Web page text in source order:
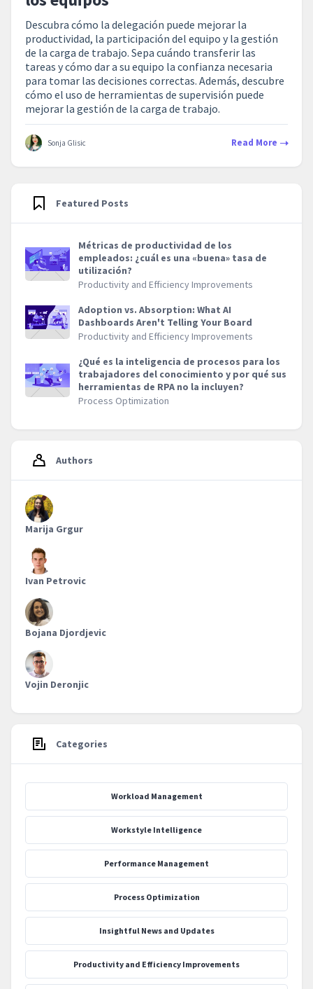
Descubra cómo la delegación puede mejorar la
productividad, la participación del equipo y la gestión
de la carga de trabajo. Sepa cuándo transferir las
tareas y cómo dar a su equipo la confianza necesaria
para tomar las decisiones correctas. Además, descubre
cómo el uso de herramientas de supervisión puede
mejorar la gestión de la carga de trabajo.
Sonja Glisic Read More
Featured Posts
Métricas de productividad de los
empleados: ¿cuál es una «buena» tasa de
utilización?
Productivity and Efficiency Improvements
Adoption vs. Absorption: What AI
Dashboards Aren't Telling Your Board
Productivity and Efficiency Improvements
¿Qué es la inteligencia de procesos para los
trabajadores del conocimiento y por qué sus
herramientas de RPA no la incluyen?
Process Optimization
Authors
Marija Grgur
Ivan Petrovic
Bojana Djordjevic
Vojin Deronjic
Categories
Workload Management
Workstyle Intelligence
Performance Management
Process Optimization
‍Insightful News and Updates
Productivity and Efficiency Improvements